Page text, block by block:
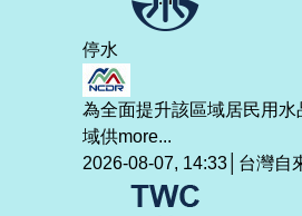
停水
為全面提升該區域居民用水
域供more...
2026-08-07, 14:33│台灣自